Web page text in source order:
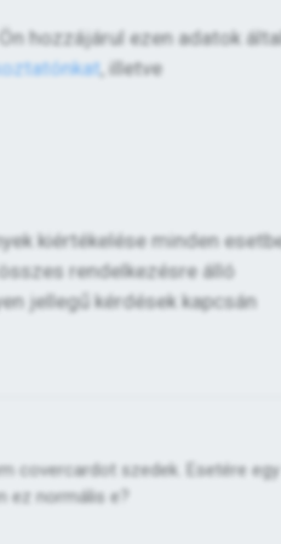
hozzájárul ezen adatok
, illetve
kiértékelése minden
rendelkezésre álló
jellegű kérdések kapcsán
covercardot szedek. Esetére
ez normális e?